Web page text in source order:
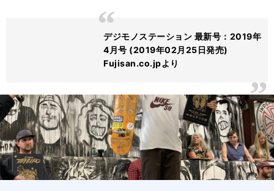
デジモノステーション 最新号：2019年
4月号 (2019年02月25日発売)
Fujisan.co.jpより